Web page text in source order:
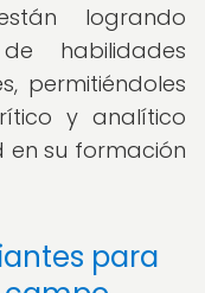
logrando
habilidades
permitiéndoles
y analítico
en su formación
para